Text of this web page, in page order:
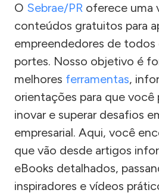
O Sebrae/PR oferece uma
conteúdos gratuitos para
empreendedores de todos
portes. Nosso objetivo é
melhores ferramentas,
orientações para que você
inovar e superar desafios
empresarial. Aqui, você
que vão desde artigos
eBooks detalhados,
inspiradores e vídeos